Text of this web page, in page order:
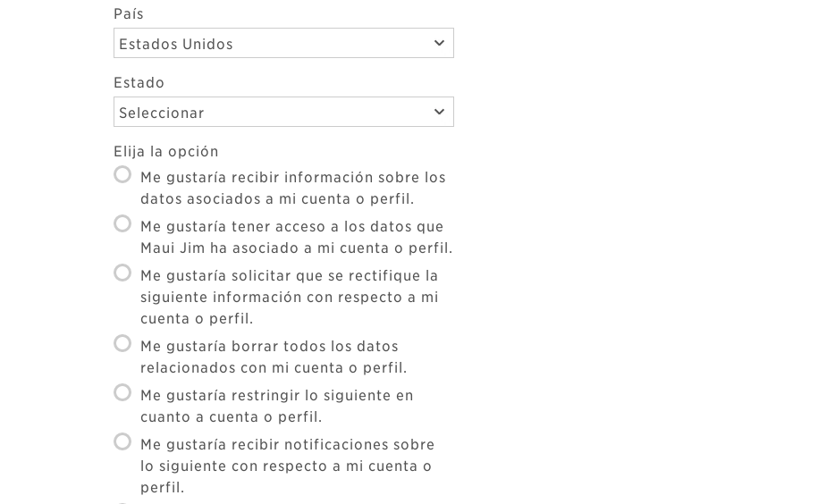
País
Estados Unidos
Estado
Seleccionar
Elija la opción
Me gustaría recibir información sobre los
datos asociados a mi cuenta o perfil.
Me gustaría tener acceso a los datos que
Maui Jim ha asociado a mi cuenta o perfil.
Me gustaría solicitar que se rectifique la
siguiente información con respecto a mi
cuenta o perfil.
Me gustaría borrar todos los datos
relacionados con mi cuenta o perfil.
Me gustaría restringir lo siguiente en
cuanto a cuenta o perfil.
Me gustaría recibir notificaciones sobre
lo siguiente con respecto a mi cuenta o
perfil.